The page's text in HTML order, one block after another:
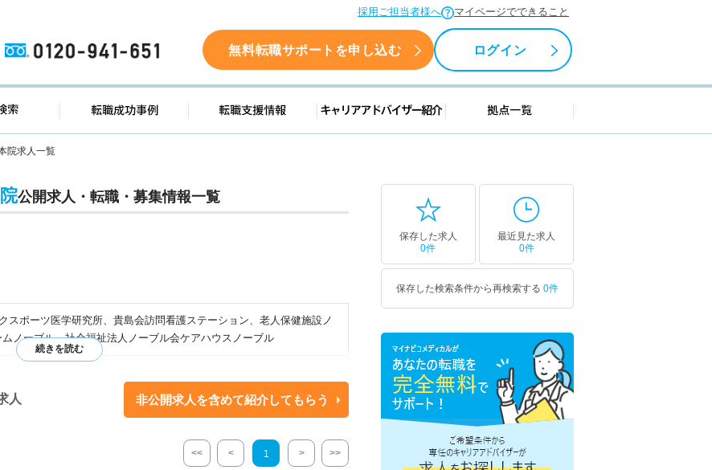
採用ご担当者様へ マイページでできること
0120-941-651 無料転職サポートを申し込む ログイン
求人検索 転職成功事例 転職支援情報 キャリアアドバイザー紹介 拠点一覧
院求人一覧
公開求人・転職・募集情報一覧
スポーツ医学研究所、貴島会訪問看護ステーション、老人保健施設ノ
ノーブル、社会福祉法人ノーブル会ケアハウスノーブル
おります。
人 非公開求人を含めて紹介してもらう
<< < 1 > >>
保存した求人
0件
最近見た求人
0件
保存した検索条件から再検索する 0件